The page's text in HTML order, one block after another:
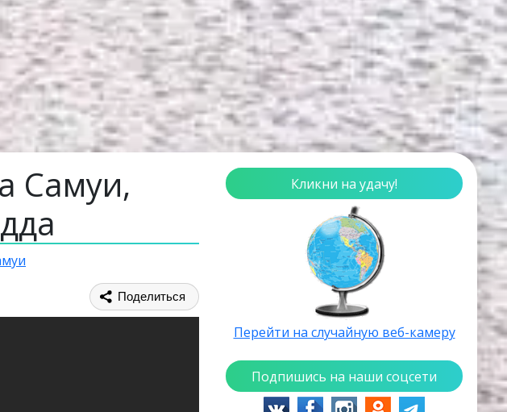
Самуи,
Поделиться
Кликни на удачу!
Перейти на случайную веб-камеру
Подпишись на наши соцсети